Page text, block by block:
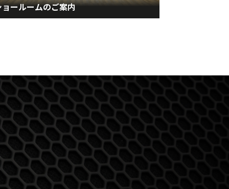
ョールームのご案内